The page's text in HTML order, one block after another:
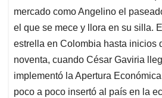
mercado como Angelino el
el que se mece y llora en su silla.
estrella en Colombia hasta inicios
noventa, cuando César Gaviria
implementó la Apertura
poco a poco insertó al país en la